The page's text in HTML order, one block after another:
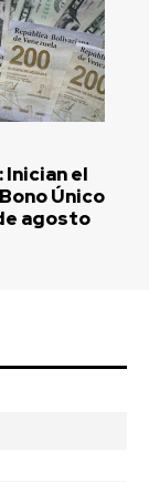
el
Único
agosto